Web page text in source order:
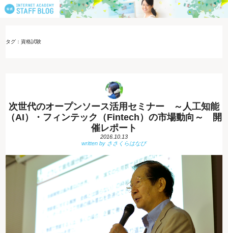
タグ：資格試験
次世代のオープンソース活用セミナー ～人工知能
（AI）・フィンテック（Fintech）の市場動向～ 開
催レポート
2016.10.13